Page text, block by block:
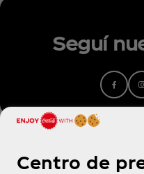
Seguí
Centro de